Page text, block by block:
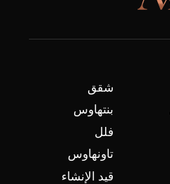
شقق
بنتهاوس
فلل
تاونهاوس
قيد الإنشاء